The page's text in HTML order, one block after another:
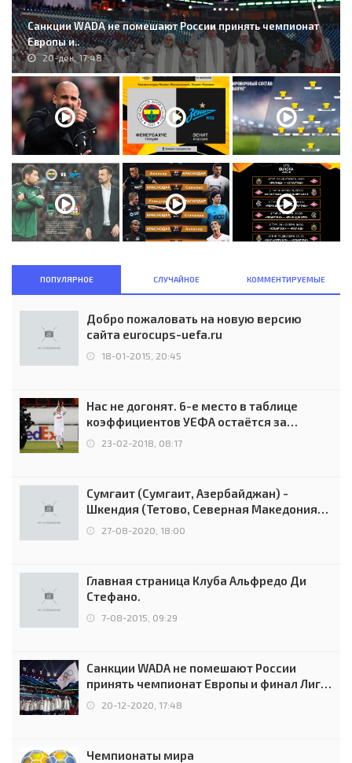
Санкции WADA не помешают России принять чемпионат
Европы и..
20-дек, 17:48
ПОПУЛЯРНОЕ СЛУЧАЙНОЕ КОММЕНТИРУЕМЫЕ
Добро пожаловать на новую версию
сайта eurocups-uefa.ru
18-01-2015, 20:45
Нас не догонят. 6-е место в таблице
коэффициентов УЕФА остаётся за
Россией
23-02-2018, 08:17
Сумгаит (Сумгаит, Азербайджан) -
Шкендия (Тетово, Северная Македония) -
0:2 (0:0)
27-08-2020, 18:00
Главная страница Клуба Альфредо Ди
Стефано.
7-08-2015, 09:29
Санкции WADA не помешают России
принять чемпионат Европы и финал Лиги
чемпионов.
20-12-2020, 17:48
Чемпионаты мира